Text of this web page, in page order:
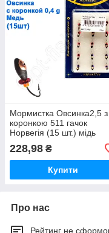
Мормистка Овсинка2,5 з
коронкою 511 гачок
Норвегія (15 шт.) мідь
228,98 ₴
Купити
Про нас
Рейтинг не